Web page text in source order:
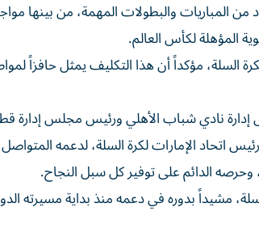
المباريات والبطولات المهمة، من بينها
المؤهلة لكأس العالم.
مؤكداً أن هذا التكليف يمثل حافزاً
نادي شباب الأهلي ورئيس مجلس إدارة
اتحاد الإمارات لكرة السلة، لدعمه
الدائم على توفير كل سبل النجاح.
مشيداً بدوره في دعمه منذ بداية مسيرته